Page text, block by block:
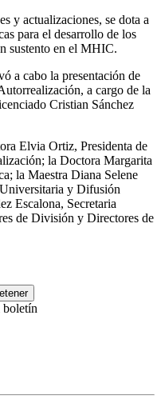
y actualizaciones, se dota a
para el desarrollo de los
sustento en el MHIC.
a cabo la presentación de
a cargo de la
Cristian Sánchez
Elvia Ortiz, Presidenta de
la Doctora Margarita
la Maestra Diana Selene
y Difusión
Escalona, Secretaria
de División y Directores de
boletín